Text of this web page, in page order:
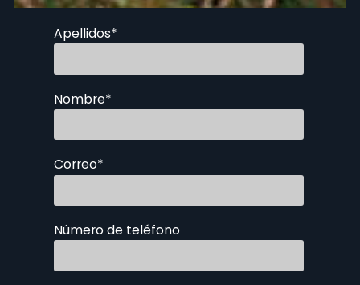
Apellidos*
Nombre*
Correo*
Número de teléfono